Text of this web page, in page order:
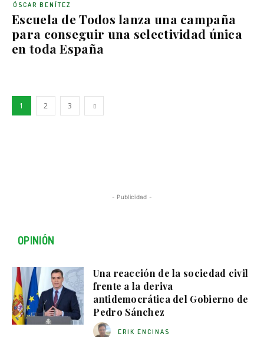
Escuela de Todos lanza una campaña
para conseguir una selectividad única
en toda España
ÓSCAR BENÍTEZ
1 2 3
- Publicidad -
OPINIÓN
Una reacción de la sociedad civil
frente a la deriva
antidemocrática del Gobierno de
Pedro Sánchez
ERIK ENCINAS